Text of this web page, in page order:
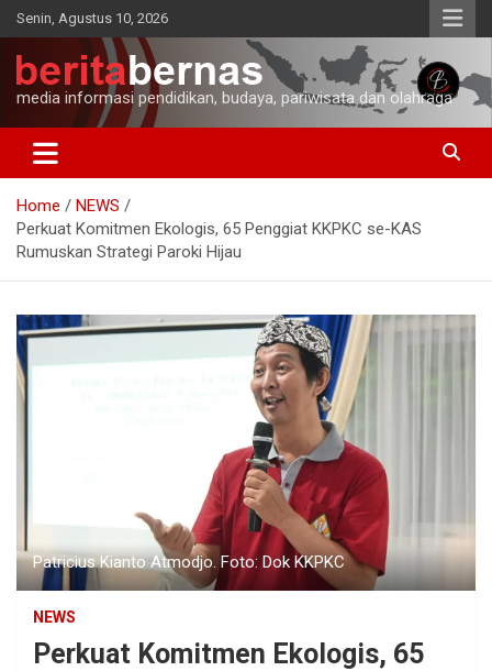
Skip
to
content
Senin, Agustus 10, 2026
media informasi pendidikan, budaya, pariwisata dan olahraga
Home
NEWS
Perkuat Komitmen Ekologis, 65 Penggiat KKPKC se-KAS
Rumuskan Strategi Paroki Hijau
Patricius Kianto Atmodjo. Foto: Dok KKPKC
NEWS
Perkuat Komitmen Ekologis, 65